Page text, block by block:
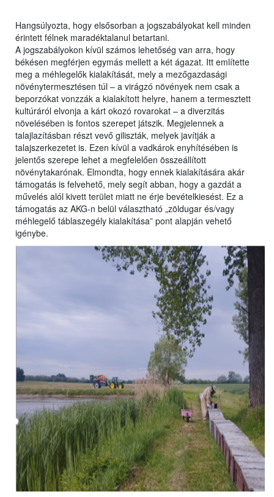
Hangsúlyozta, hogy elsősorban a jogszabályokat kell minden
érintett félnek maradéktalanul betartani.
A jogszabályokon kívül számos lehetőség van arra, hogy
békésen megférjen egymás mellett a két ágazat. Itt említette
meg a méhlegelők kialakítását, mely a mezőgazdasági
növénytermesztésen túl – a virágzó növények nem csak a
beporzókat vonzzák a kialakított helyre, hanem a termesztett
kultúráról elvonja a kárt okozó rovarokat – a diverzitás
növelésében is fontos szerepet játszik. Megjelennek a
talajlazításban részt vevő giliszták, melyek javítják a
talajszerkezetet is. Ezen kívül a vadkárok enyhítésében is
jelentős szerepe lehet a megfelelően összeállított
növénytakarónak. Elmondta, hogy ennek kialakítására akár
támogatás is felvehető, mely segít abban, hogy a gazdát a
művelés alól kivett terület miatt ne érje bevételkiesést. Ez a
támogatás az AKG-n belül választható „zöldugar és/vagy
méhlegelő táblaszegély kialakítása” pont alapján vehető
igénybe.